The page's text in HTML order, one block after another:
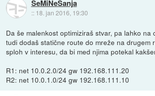
SeMiNeSanja
:: 18. jan 2016, 19:30
Da še malenkost optimiziraš stvar, pa lahko na
tudi dodaš statične route do mreže na drugem
sploh v interesu, da bi med njima potekal
R1: net 10.0.2.0/24 gw 192.168.111.20
R2: net 10.0.1.0/24 gw 192.168.111.10